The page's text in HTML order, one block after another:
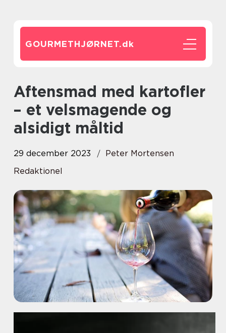
GOURMETHJØRNET.dk
Aftensmad med kartofler
– et velsmagende og
alsidigt måltid
29 december 2023
Peter Mortensen
Redaktionel